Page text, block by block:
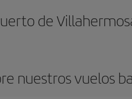
de
nuestros vuelos